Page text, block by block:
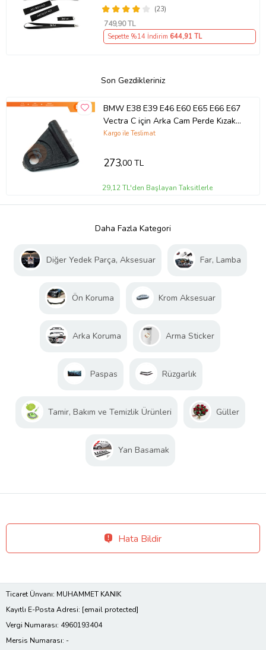
(23)
749,90 TL
Sepette %14 İndirim 644,91 TL
Son Gezdikleriniz
BMW E38 E39 E46 E60 E65 E66 E67
Vectra C için Arka Cam Perde Kızak
T Klipsi
Kargo ile Teslimat
273,00 TL
29,12 TL'den Başlayan Taksitlerle
Daha Fazla Kategori
Diğer Yedek Parça, Aksesuar Far, Lamba
Ön Koruma Krom Aksesuar
Arka Koruma Arma Sticker
Paspas Rüzgarlık
Tamir, Bakım ve Temizlik Ürünleri Güller
Yan Basamak
Hata Bildir
Ticaret Ünvanı: MUHAMMET KANIK
Kayıtlı E-Posta Adresi: [email protected]
Vergi Numarası: 4960193404
Mersis Numarası: -